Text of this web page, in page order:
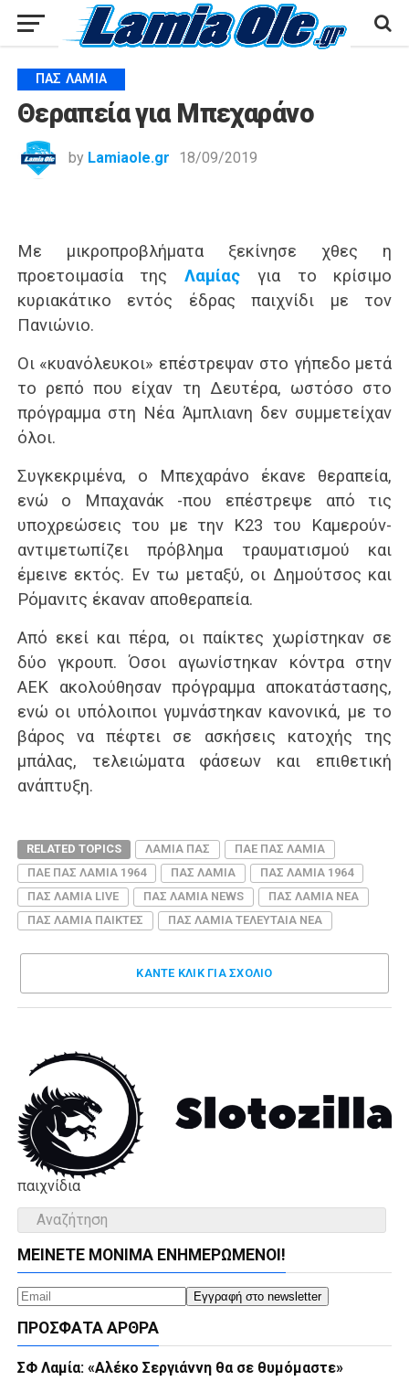
ΠΑΣ ΛΑΜΊΑ
Θεραπεία για Μπεχαράνο
by Lamiaole.gr 18/09/2019
Με μικροπροβλήματα ξεκίνησε χθες η
προετοιμασία τηςΛαμίας για το κρίσιμο
κυριακάτικο εντός έδρας παιχνίδι με τον
Πανιώνιο.
Οι «κυανόλευκοι» επέστρεψαν στο γήπεδο μετά
το ρεπό που είχαν τη Δευτέρα, ωστόσο στο
πρόγραμμα στη Νέα Άμπλιανη δεν συμμετείχαν
όλοι.
Συγκεκριμένα, ο Μπεχαράνο έκανε θεραπεία,
ενώ ο Μπαχανάκ -που επέστρεψε από τις
υποχρεώσεις του με την Κ23 του Καμερούν-
αντιμετωπίζει πρόβλημα τραυματισμού και
έμεινε εκτός. Εν τω μεταξύ, οι Δημούτσος και
Ρόμανιτς έκαναν αποθεραπεία.
Από εκεί και πέρα, οι παίκτες χωρίστηκαν σε
δύο γκρουπ. Όσοι αγωνίστηκαν κόντρα στην
ΑΕΚ ακολούθησαν πρόγραμμα αποκατάστασης,
ενώ οι υπόλοιποι γυμνάστηκαν κανονικά, με το
βάρος να πέφτει σε ασκήσεις κατοχής της
μπάλας, τελειώματα φάσεων και επιθετική
ανάπτυξη.
RELATED TOPICS ΛΑΜΙΑ ΠΑΣ
ΠΑΕ ΠΑΣ ΛΑΜΙΑ
ΠΑΕ ΠΑΣ ΛΑΜΙΑ 1964
ΠΑΣ ΛΑΜΙΑ
ΠΑΣ ΛΑΜΙΑ 1964
ΠΑΣ ΛΑΜΙΑ LIVE
ΠΑΣ ΛΑΜΙΑ NEWS
ΠΑΣ ΛΑΜΙΑ ΝΕΑ
ΠΑΣ ΛΑΜΙΑ ΠΑΙΚΤΕΣ
ΠΑΣ ΛΑΜΙΑ ΤΕΛΕΥΤΑΙΑ ΝΕΑ
ΚΑΝΤΕ ΚΛΊΚ ΓΙΑ ΣΧΌΛΙΟ
παιχνίδια
ΜΕΊΝΕΤΕ ΜΌΝΙΜΑ ΕΝΗΜΕΡΏΜΕΝΟΙ!
ΠΡΌΣΦΑΤΑ ΆΡΘΡΑ
ΣΦ Λαμία: «Αλέκο Σεργιάννη θα σε θυμόμαστε»